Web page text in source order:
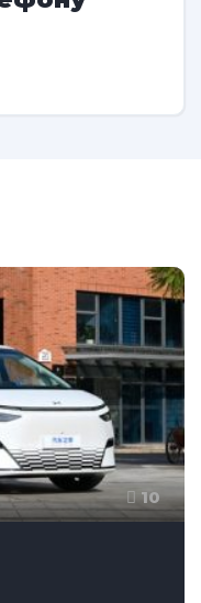
10